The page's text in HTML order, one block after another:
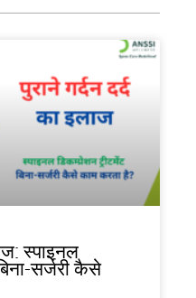
स्पाइनल
सर्जरी कैसे